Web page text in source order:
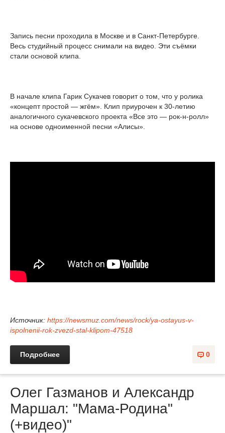
Запись песни проходила в Москве и в Санкт-Петербурге.
Весь студийный процесс снимали на видео. Эти съёмки
стали основой клипа.
В начале клипа Гарик Сукачев говорит о том, что у ролика
«концепт простой — жгём». Клип приурочен к 30-летию
аналогичного сукачевского проекта «Все это — рок-н-ролл»
на основе одноименной песни «Алисы».
Источник: https://newsmuz.com/news/rock/ya-ostayus-v-
ispolnenii-rok-zvezd-stal-klipom-47518
0
Подробнее
Олег Газманов и Александр
Маршал: "Мама-Родина"
(+видео)"